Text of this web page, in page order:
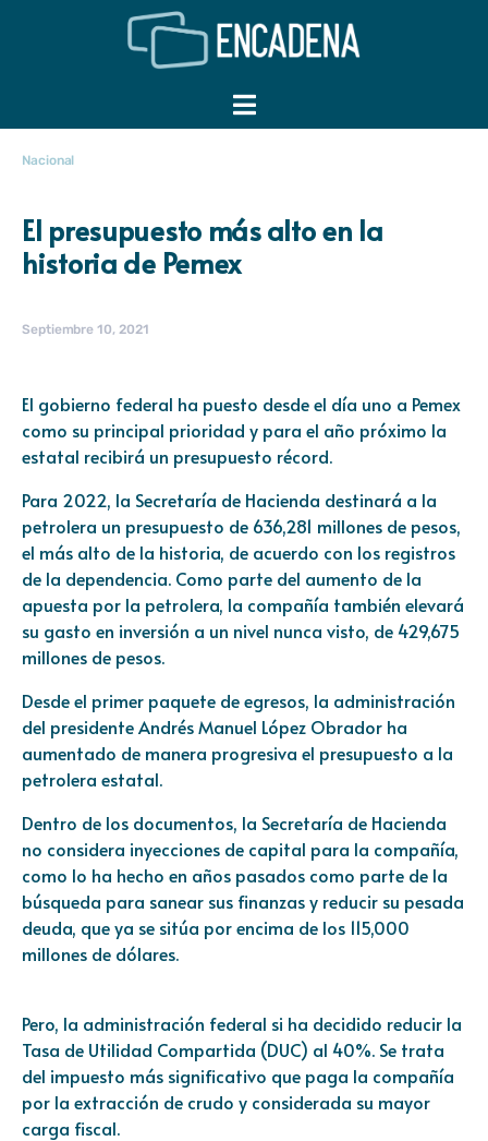
Nacional
El presupuesto más alto en la
historia de Pemex
Septiembre 10, 2021
El gobierno federal ha puesto desde el día uno a Pemex
como su principal prioridad y para el año próximo la
estatal recibirá un presupuesto récord.
Para 2022, la Secretaría de Hacienda destinará a la
petrolera un presupuesto de 636,281 millones de pesos,
el más alto de la historia, de acuerdo con los registros
de la dependencia. Como parte del aumento de la
apuesta por la petrolera, la compañía también elevará
su gasto en inversión a un nivel nunca visto, de 429,675
millones de pesos.
Desde el primer paquete de egresos, la administración
del presidente Andrés Manuel López Obrador ha
aumentado de manera progresiva el presupuesto a la
petrolera estatal.
Dentro de los documentos, la Secretaría de Hacienda
no considera inyecciones de capital para la compañía,
como lo ha hecho en años pasados como parte de la
búsqueda para sanear sus finanzas y reducir su pesada
deuda, que ya se sitúa por encima de los 115,000
millones de dólares.
Pero, la administración federal si ha decidido reducir la
Tasa de Utilidad Compartida (DUC) al 40%. Se trata
del impuesto más significativo que paga la compañía
por la extracción de crudo y considerada su mayor
carga fiscal.